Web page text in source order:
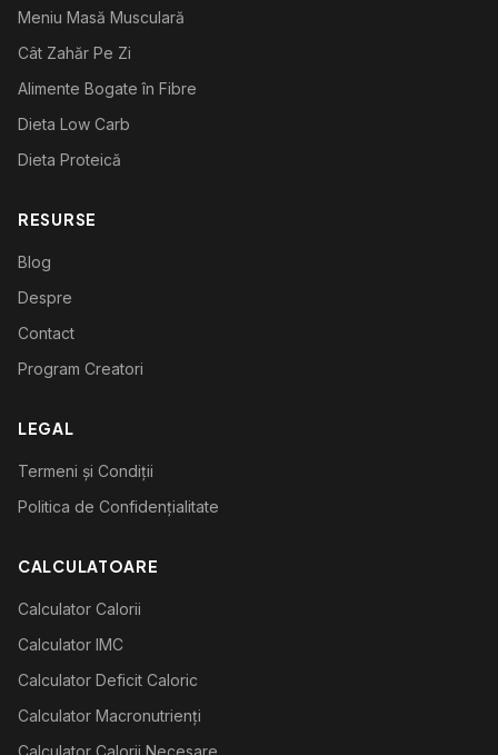
Meniu Masă Musculară
Cât Zahăr Pe Zi
Alimente Bogate în Fibre
Dieta Low Carb
Dieta Proteică
RESURSE
Blog
Despre
Contact
Program Creatori
LEGAL
Termeni și Condiții
Politica de Confidențialitate
CALCULATOARE
Calculator Calorii
Calculator IMC
Calculator Deficit Caloric
Calculator Macronutrienți
Calculator Calorii Necesare